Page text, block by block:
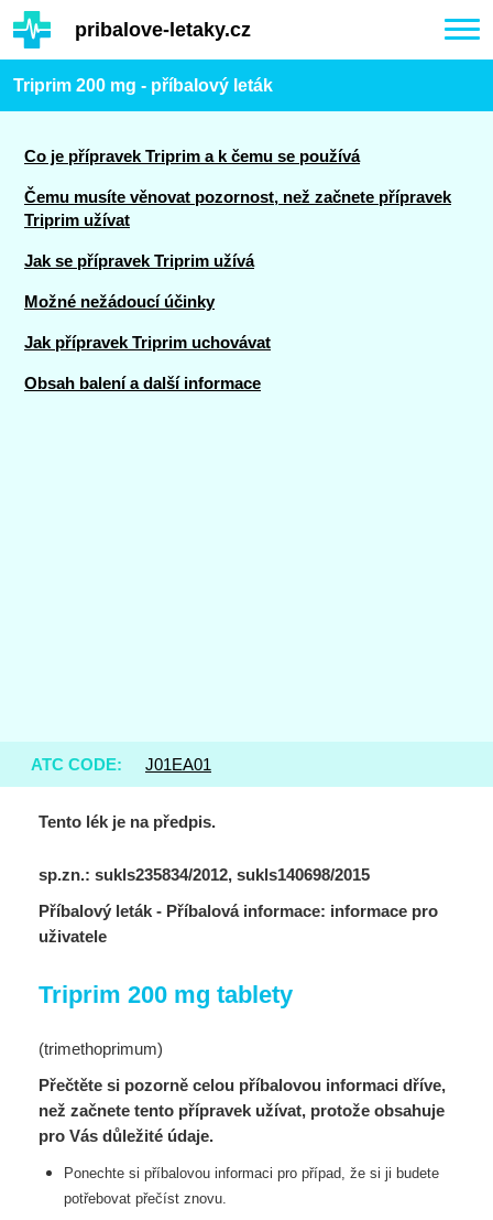
Hauptinhalt
pribalove-letaky.cz
Triprim 200 mg - příbalový leták
Co je přípravek Triprim a k čemu se používá
Čemu musíte věnovat pozornost, než začnete přípravek
Triprim užívat
Jak se přípravek Triprim užívá
Možné nežádoucí účinky
Jak přípravek Triprim uchovávat
Obsah balení a další informace
ATC CODE: J01EA01
Tento lék je na předpis.
sp.zn.: sukls235834/2012, sukls140698/2015
Příbalový leták - Příbalová informace: informace pro
uživatele
Triprim 200 mg tablety
(trimethoprimum)
Přečtěte si pozorně celou příbalovou informaci dříve,
než začnete tento přípravek užívat, protože obsahuje
pro Vás důležité údaje.
Ponechte si příbalovou informaci pro případ, že si ji budete
potřebovat přečíst znovu.